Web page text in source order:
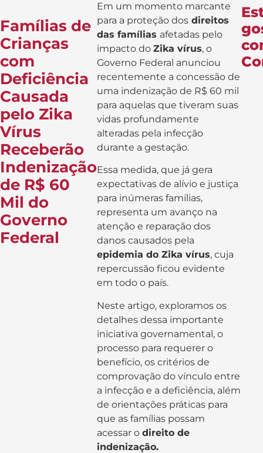
Famílias de
Crianças
com
Deficiência
Causada
pelo Zika
Vírus
Receberão
Indenização
de R$ 60
Mil do
Governo
Federal
Em um momento marcante
para a proteção dos direitos
das famílias afetadas pelo
impacto do Zika vírus, o
Governo Federal anunciou
recentemente a concessão de
uma indenização de R$ 60 mil
para aquelas que tiveram suas
vidas profundamente
alteradas pela infecção
durante a gestação.
Essa medida, que já gera
expectativas de alívio e justiça
para inúmeras famílias,
representa um avanço na
atenção e reparação dos
danos causados pela
epidemia do Zika vírus, cuja
repercussão ficou evidente
em todo o país.
Neste artigo, exploramos os
detalhes dessa importante
iniciativa governamental, o
processo para requerer o
benefício, os critérios de
comprovação do vínculo entre
a infecção e a deficiência, além
de orientações práticas para
que as famílias possam
acessar o direito de
indenização.